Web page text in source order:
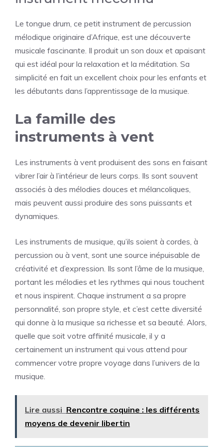
Le tongue drum, ce petit instrument de percussion
mélodique originaire d’Afrique, est une découverte
musicale fascinante. Il produit un son doux et apaisant
qui est idéal pour la relaxation et la méditation. Sa
simplicité en fait un excellent choix pour les enfants et
les débutants dans l’apprentissage de la musique.
La famille des
instruments à vent
Les instruments à vent produisent des sons en faisant
vibrer l’air à l’intérieur de leurs corps. Ils sont souvent
associés à des mélodies douces et mélancoliques,
mais peuvent aussi produire des sons puissants et
dynamiques.
Les instruments de musique, qu’ils soient à cordes, à
percussion ou à vent, sont une source inépuisable de
créativité et d’expression. Ils sont l’âme de la musique,
portant les mélodies et les rythmes qui nous touchent
et nous inspirent. Chaque instrument a sa propre
personnalité, son propre style, et c’est cette diversité
qui donne à la musique sa richesse et sa beauté. Alors,
quelle que soit votre affinité musicale, il y a
certainement un instrument qui vous attend pour
commencer votre propre voyage dans l’univers de la
musique.
Lire aussi Rencontre coquine : les différents
moyens de devenir libertin